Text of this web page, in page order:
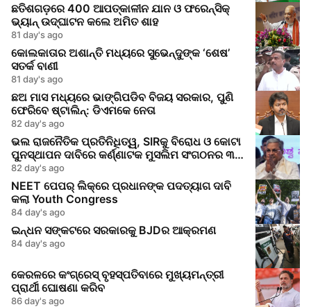
ଛତିଶଗଡ଼ରେ 400 ଆପତ୍‌କାଳୀନ ଯାନ ଓ ଫରେନ୍ସିକ୍
ଭ୍ୟାନ୍ ଉଦ୍‌ଘାଟନ କଲେ ଅମିତ ଶାହ
81 day's ago
କୋଲକାତାର ଅଶାନ୍ତି ମଧ୍ୟରେ ସୁଭେନ୍ଦୁଙ୍କ ‘ଶେଷ’
ସତର୍କ ବାଣୀ
81 day's ago
ଛଅ ମାସ ମଧ୍ୟରେ ଭାଙ୍ଗିପଡିବ ବିଜୟ ସରକାର, ପୁଣି
ଫେରିବେ ଷ୍ଟାଲିନ୍: ଡିଏମକେ ନେତା
82 day's ago
ଭଲ ରାଜନୈତିକ ପ୍ରତିନିଧିତ୍ୱ, SIRକୁ ବିରୋଧ ଓ କୋଟା
ପୁନସ୍ଥାପନ ଦାବିରେ କର୍ଣ୍ଣାଟକ ମୁସଲିମ ସଂଗଠନର ୩-
ସ୍ତରୀୟ ଆବଶ୍ୟକତା
82 day's ago
NEET ପେପର୍‌ ଲିକ୍‌ରେ ପ୍ରଧାନଙ୍କ ପଦତ୍ୟାଗ ଦାବି
କଲା Youth Congress
84 day's ago
ଇନ୍ଧନ ସଙ୍କଟରେ ସରକାରକୁ BJDର ଆକ୍ରମଣ
84 day's ago
କେରଳରେ କଂଗ୍ରେସ୍‌ ବୃହସ୍ପତିବାରେ ମୁଖ୍ୟମନ୍ତ୍ରୀ
ପ୍ରାର୍ଥୀ ଘୋଷଣା କରିବ
86 day's ago